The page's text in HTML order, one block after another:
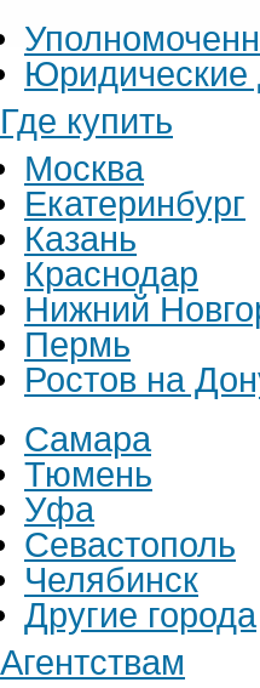
Юридические
Где купить
Москва
Екатеринбург
Казань
Краснодар
Нижний
Пермь
Ростов на
Самара
Тюмень
Уфа
Севастополь
Челябинск
Другие города
Агентствам